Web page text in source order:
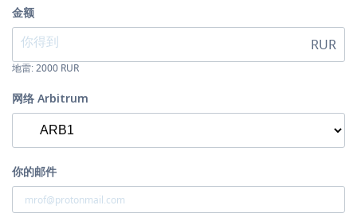
金额
RUR
地雷:2000 RUR
网络 Arbitrum
你的邮件